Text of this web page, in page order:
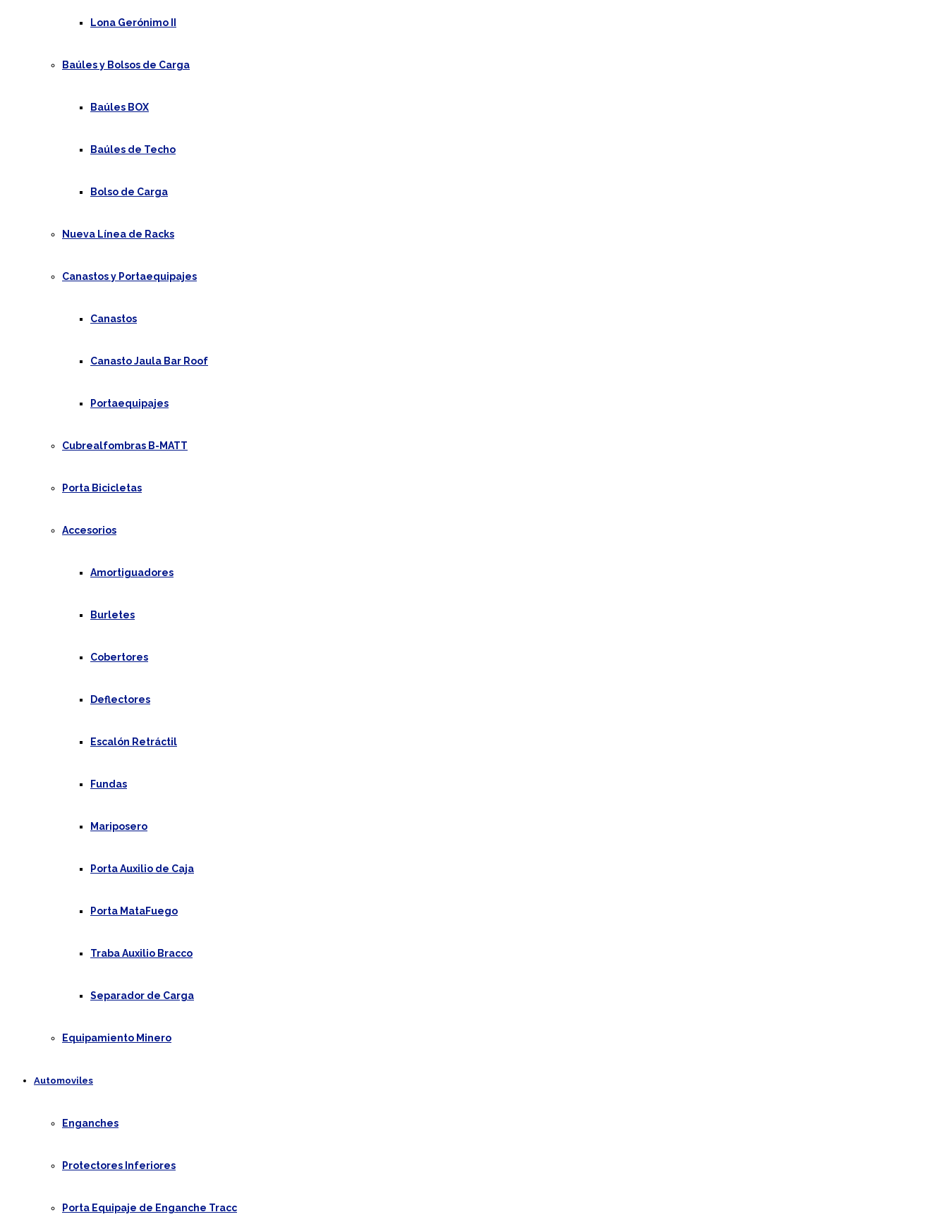
Lona Gerónimo II
Baúles y Bolsos de Carga
Baúles BOX
Baúles de Techo
Bolso de Carga
Nueva Línea de Racks
Canastos y Portaequipajes
Canastos
Canasto Jaula Bar Roof
Portaequipajes
Cubrealfombras B-MATT
Porta Bicicletas
Accesorios
Amortiguadores
Burletes
Cobertores
Deflectores
Escalón Retráctil
Fundas
Mariposero
Porta Auxilio de Caja
Porta MataFuego
Traba Auxilio Bracco
Separador de Carga
Equipamiento Minero
Automoviles
Enganches
Protectores Inferiores
Porta Equipaje de Enganche Tracc